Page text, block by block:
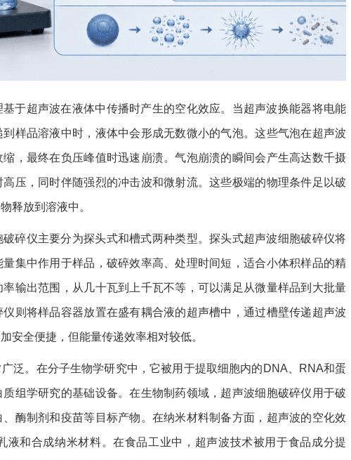
于超声波在液体中传播时产生的空化效应。当超声波换能器将电能
样品溶液中时，液体中会形成无数微小的气泡。这些气泡在超声波
，最终在负压峰值时迅速崩溃。气泡崩溃的瞬间会产生高达数千摄
压，同时伴随强烈的冲击波和微射流。这些极端的物理条件足以破
释放到溶液中。
碎仪主要分为探头式和槽式两种类型。探头式超声波细胞破碎仪将
集中作用于样品，破碎效率高、处理时间短，适合小体积样品的精
输出范围，从几十瓦到上千瓦不等，可以满足从微量样品到大批量
则将样品容器放置在盛有耦合液的超声槽中，通过槽壁传递超声波
安全便捷，但能量传递效率相对较低。
泛。在分子生物学研究中，它被用于提取细胞内的DNA、RNA和蛋
组学研究的基础设备。在生物制药领域，超声波细胞破碎仪用于破
酶制剂和疫苗等目标产物。在纳米材料制备方面，超声波的空化效
液和合成纳米材料。在食品工业中，超声波技术被用于食品成分提